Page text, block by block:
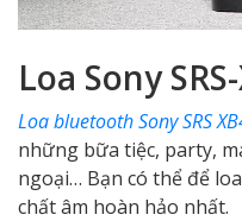
Loa Sony
Loa bluetooth Sony SRS
những bữa tiệc, party,
ngoại… Bạn có thể để
chất âm hoàn hảo nhất.